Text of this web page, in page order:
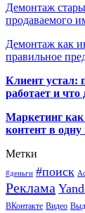
Демонтаж
продаваемого
Демонтаж как
правильное
Клиент устал:
работает и что
Маркетинг как
контент в одну
Метки
#деньги #поиск
Реклама
ВКонтакте Видео